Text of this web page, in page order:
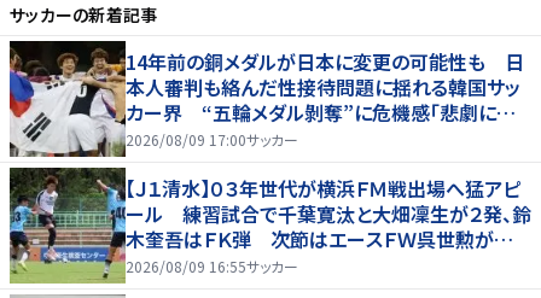
サッカーの新着記事
14年前の銅メダルが日本に変更の可能性も 日
本人審判も絡んだ性接待問題に揺れる韓国サッ
カー界 “五輪メダル剝奪”に危機感「悲劇に見
舞われる」
2026/08/09 17:00サッカー
【Ｊ１清水】０３年世代が横浜ＦＭ戦出場へ猛アピ
ール 練習試合で千葉寛汰と大畑凜生が２発、鈴
木奎吾はＦＫ弾 次節はエースＦＷ呉世勲が出
場停止
2026/08/09 16:55サッカー